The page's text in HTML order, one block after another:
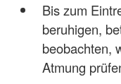
Bis zum
beruhigen,
beobachten,
Atmung